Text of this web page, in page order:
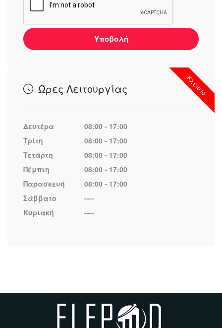
Υποβολή
Κλειστό
Ώρες Λειτουργίας
Δευτέρα
08:00 - 17:00
Τρίτη
08:00 - 17:00
Τετάρτη
08:00 - 17:00
Πέμπτη
08:00 - 17:00
Παρασκευή
08:00 - 17:00
Σάββατο
----
Κυριακή
----